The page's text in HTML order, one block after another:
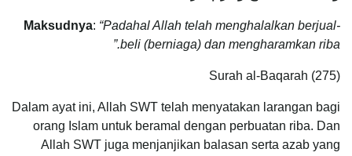
Maksudnya: “Padahal Allah telah menghalalkan berjual-
beli (berniaga) dan mengharamkan riba.”
Surah al-Baqarah (275)
Dalam ayat ini, Allah SWT telah menyatakan larangan bagi
orang Islam untuk beramal dengan perbuatan riba. Dan
Allah SWT juga menjanjikan balasan serta azab yang